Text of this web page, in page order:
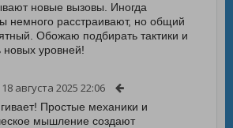
новые вызовы. Иногда
немного расстраивают, но общий
Обожаю подбирать тактики и
новых уровней!
18 августа 2025 22:06
Простые механики и
мышление создают